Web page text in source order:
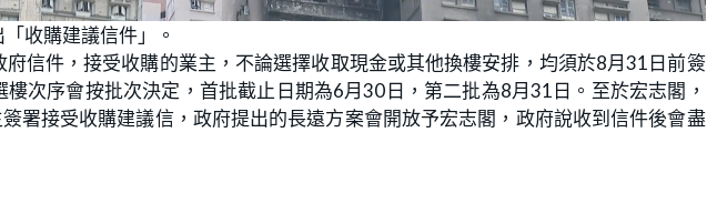
L
o
a
d
e
d
:
5
6
.
2
5
收購建議信件」。
信件，接受收購的業主，不論選擇收取現金或其他換樓安排，均須於8月31日前簽
次序會按批次決定，首批截止日期為6月30日，第二批為8月31日。至於宏志閣，
署接受收購建議信，政府提出的長遠方案會開放予宏志閣，政府說收到信件後會盡